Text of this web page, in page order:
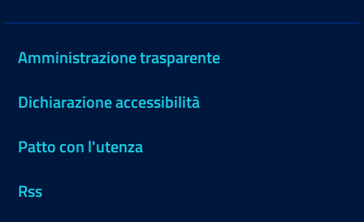
Amministrazione trasparente
Dichiarazione accessibilità
Patto con l'utenza
Rss